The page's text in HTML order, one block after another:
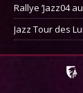
Rallye ‘Jazz04
Jazz Tour des